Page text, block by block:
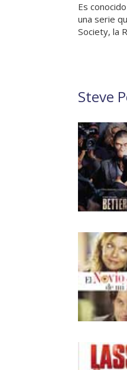
Es
una serie
Society, la
Steve